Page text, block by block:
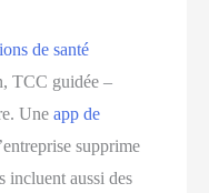
de santé
TCC guidée –
Uneapp de
supprime
incluent aussi des